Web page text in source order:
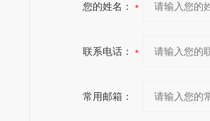
您的姓名：
联系电话：
常用邮箱：